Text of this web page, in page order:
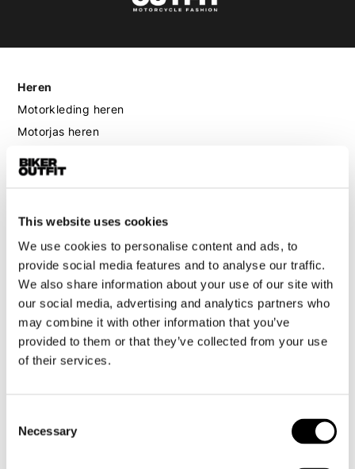
This website uses cookies
We use cookies to personalise content and ads, to
provide social media features and to analyse our traffic.
We also share information about your use of our site with
our social media, advertising and analytics partners who
may combine it with other information that you’ve
provided to them or that they’ve collected from your use
of their services.
Selection
Necessary
Heren
Motorkleding heren
Motorjas heren
Motorpak heren
Motorhoodie heren
Motorhelm heren
Motorhandschoenen heren
Motorlaarzen heren
Motorschoenen heren
Motorkleding dames